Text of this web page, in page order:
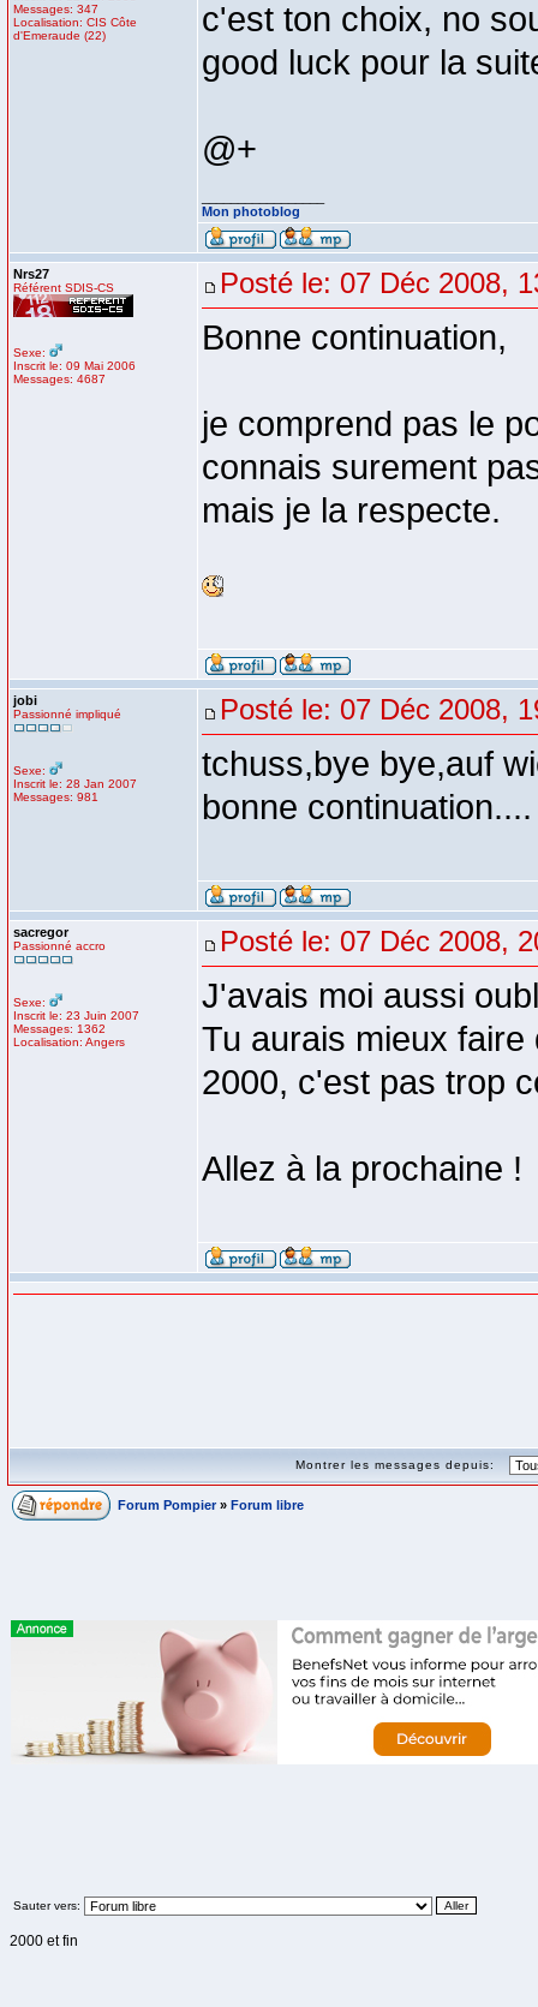
Messages: 347
Localisation: CIS Côte
d'Emeraude (22)
c'est ton choix, no
good luck pour la
@+
Mon photoblog
Nrs27
Référent SDIS-CS
Sexe:
Inscrit le: 09 Mai 2006
Messages: 4687
Posté le: 07 Déc 2008,
Bonne continuation,
je comprend pas le
connais surement
mais je la respecte.
jobi
Passionné impliqué
Sexe:
Inscrit le: 28 Jan 2007
Messages: 981
Posté le: 07 Déc 2008,
tchuss,bye bye,auf
bonne continuation....
sacregor
Passionné accro
Sexe:
Inscrit le: 23 Juin 2007
Messages: 1362
Localisation: Angers
Posté le: 07 Déc 2008,
J'avais moi aussi
Tu aurais mieux
2000, c'est pas trop
Allez à la prochaine !
Montrer les messages depuis:
Forum Pompier » Forum libre
Sauter vers:
2000 et fin